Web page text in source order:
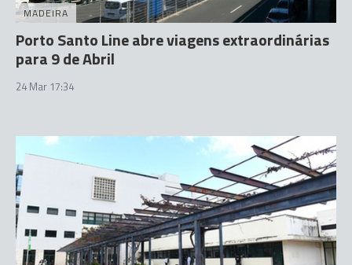
MADEIRA
Porto Santo Line abre viagens extraordinárias
para 9 de Abril
24 Mar 17:34